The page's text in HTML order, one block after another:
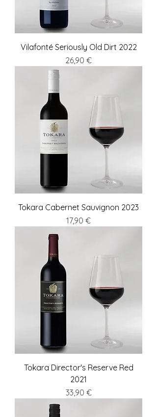
Vilafonté Seriously Old Dirt 2022
Preis
26,90 €
Tokara Cabernet Sauvignon 2023
Preis
17,90 €
Tokara Director's Reserve Red
2021
Preis
33,90 €